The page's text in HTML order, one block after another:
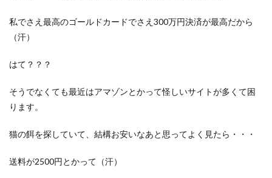
私でさえ最高のゴールドカードでさえ300万円決済が最高だから
（汗）
はて？？？
そうでなくても最近はアマゾンとかって怪しいサイトが多くて困
ります。
猫の餌を探していて、結構お安いなあと思ってよく見たら・・・
送料が2500円とかって（汗）